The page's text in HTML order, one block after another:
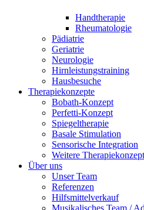
Handtherapie
Rheumatologie
Pädiatrie
Geriatrie
Neurologie
Hirnleistungstraining
Hausbesuche
Therapiekonzepte
Bobath-Konzept
Perfetti-Konzept
Spiegeltherapie
Basale Stimulation
Sensorische Integration
Weitere
Über uns
Unser Team
Referenzen
Hilfsmittelverkauf
Musikalisches Team /